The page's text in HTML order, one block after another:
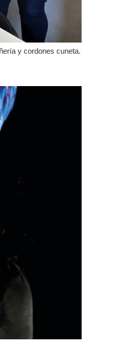
y cordones cuneta.